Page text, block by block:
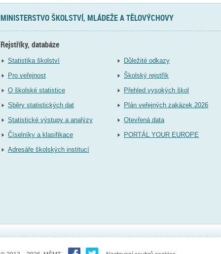
MINISTERSTVO ŠKOLSTVÍ, MLÁDEŽE A TĚLOVÝCHOVY
Rejstříky, databáze
Statistika školství
Pro veřejnost
O školské statistice
Sběry statistických dat
Statistické výstupy a analýzy
Číselníky a klasifikace
Adresáře školských institucí
Důležité odkazy
Školský rejstřík
Přehled vysokých škol
Plán veřejných zakázek 2026
Otevřená data
PORTÁL YOUR EUROPE